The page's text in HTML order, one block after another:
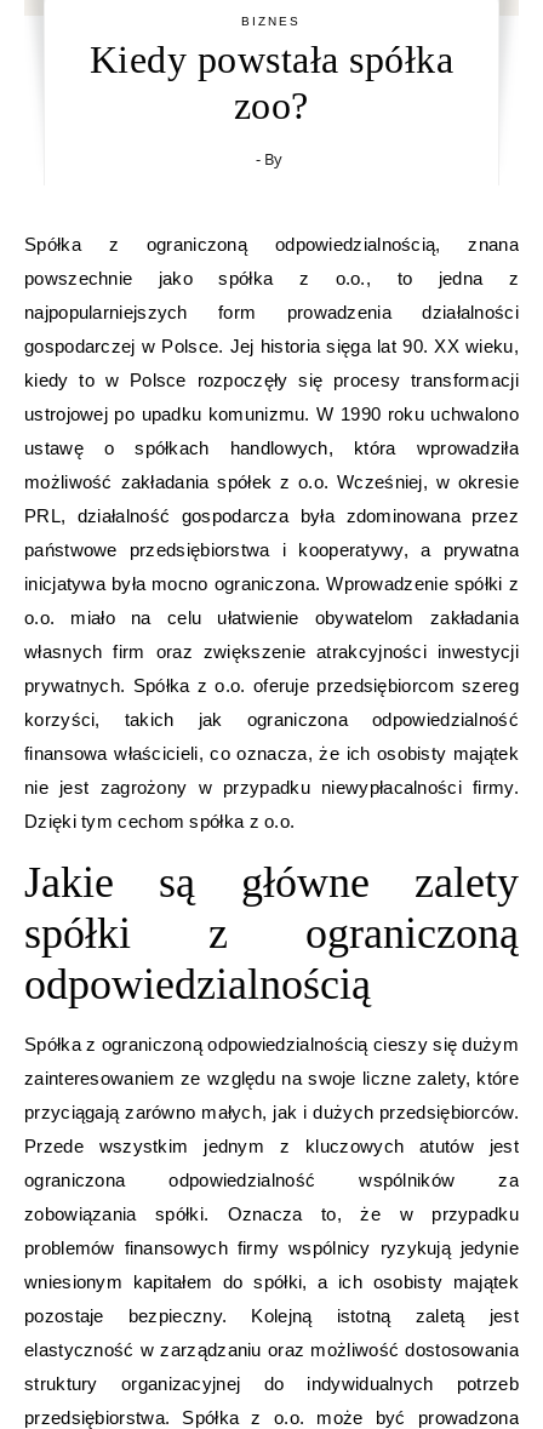
BIZNES
Kiedy powstała spółka
zoo?
- By
Spółka z ograniczoną odpowiedzialnością, znana
powszechnie jako spółka z o.o., to jedna z
najpopularniejszych form prowadzenia działalności
gospodarczej w Polsce. Jej historia sięga lat 90. XX wieku,
kiedy to w Polsce rozpoczęły się procesy transformacji
ustrojowej po upadku komunizmu. W 1990 roku uchwalono
ustawę o spółkach handlowych, która wprowadziła
możliwość zakładania spółek z o.o. Wcześniej, w okresie
PRL, działalność gospodarcza była zdominowana przez
państwowe przedsiębiorstwa i kooperatywy, a prywatna
inicjatywa była mocno ograniczona. Wprowadzenie spółki z
o.o. miało na celu ułatwienie obywatelom zakładania
własnych firm oraz zwiększenie atrakcyjności inwestycji
prywatnych. Spółka z o.o. oferuje przedsiębiorcom szereg
korzyści, takich jak ograniczona odpowiedzialność
finansowa właścicieli, co oznacza, że ich osobisty majątek
nie jest zagrożony w przypadku niewypłacalności firmy.
Dzięki tym cechom spółka z o.o.
Jakie są główne zalety
spółki z ograniczoną
odpowiedzialnością
Spółka z ograniczoną odpowiedzialnością cieszy się dużym
zainteresowaniem ze względu na swoje liczne zalety, które
przyciągają zarówno małych, jak i dużych przedsiębiorców.
Przede wszystkim jednym z kluczowych atutów jest
ograniczona odpowiedzialność wspólników za
zobowiązania spółki. Oznacza to, że w przypadku
problemów finansowych firmy wspólnicy ryzykują jedynie
wniesionym kapitałem do spółki, a ich osobisty majątek
pozostaje bezpieczny. Kolejną istotną zaletą jest
elastyczność w zarządzaniu oraz możliwość dostosowania
struktury organizacyjnej do indywidualnych potrzeb
przedsiębiorstwa. Spółka z o.o. może być prowadzona